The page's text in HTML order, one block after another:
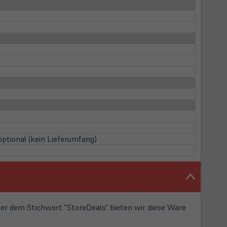
(kein Lieferumfang)
dem Stichwort "StoreDeals" bieten wir diese Ware